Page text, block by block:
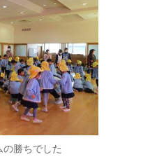
の勝ちでした